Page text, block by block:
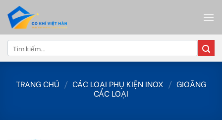
content
Tìm
kiếm:
TRANG CHỦ / CÁC LOẠI PHỤ KIỆN INOX / GIOĂNG
CÁC LOẠI